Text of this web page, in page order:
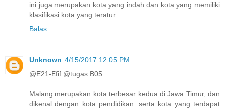
ini juga merupakan kota yang indah dan kota yang memiliki
klasifikasi kota yang teratur.
Balas
Unknown 4/15/2017 12:05 PM
@E21-Efif @tugas B05
Malang merupakan kota terbesar kedua di Jawa Timur, dan
dikenal dengan kota pendidikan. serta kota yang terdapat